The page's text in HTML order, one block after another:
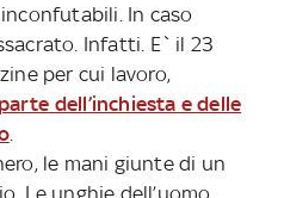
In caso
Infatti. E` il 23
per cui lavoro,
dell’inchiesta e delle
.
le mani giunte di un
Le unghie dell’uomo